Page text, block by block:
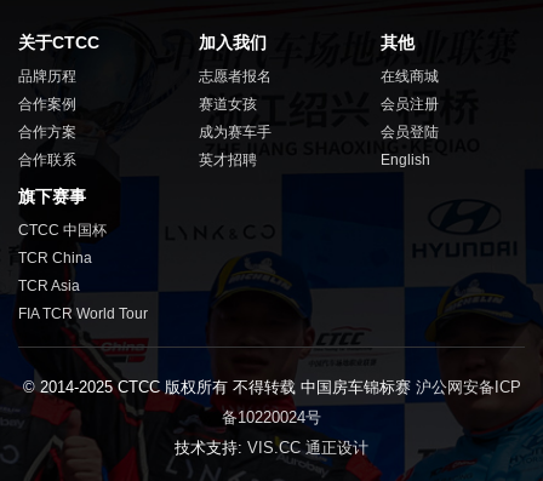
关于CTCC
品牌历程
合作案例
合作方案
合作联系
加入我们
志愿者报名
赛道女孩
成为赛车手
英才招聘
其他
在线商城
会员注册
会员登陆
English
旗下赛事
CTCC 中国杯
TCR China
TCR Asia
FIA TCR World Tour
© 2014-2025 CTCC 版权所有 不得转载 中国房车锦标赛 沪公网安备ICP
备10220024号
技术支持: VIS.CC 通正设计